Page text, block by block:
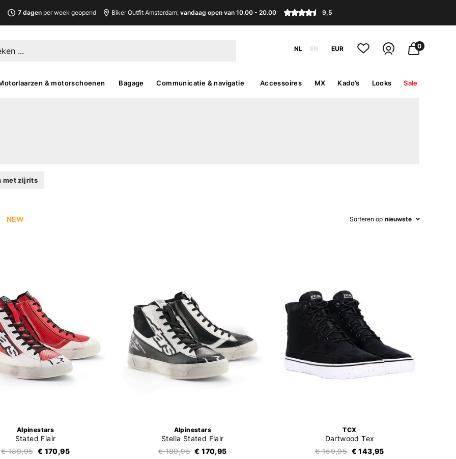
7 dagenper week geopend Biker Outfit Amsterdam: vandaag open van 10.00 - 20.00 9,5
NL EN EUR 0
& motorschoenen Bagage Communicatie & navigatie Accessoires MX Kado’s Looks Sale
met zijrits
NEW Sorteren op nieuwste
Alpinestars
Stated Flair
€ 189,95 € 170,95
Alpinestars
Stella Stated Flair
€ 189,95 € 170,95
TCX
Dartwood Tex
€ 159,95 € 143,95